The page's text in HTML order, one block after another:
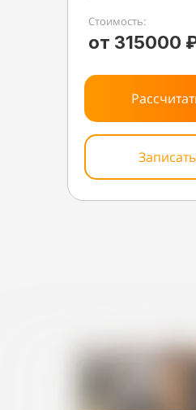
Стоимость:
от 315000